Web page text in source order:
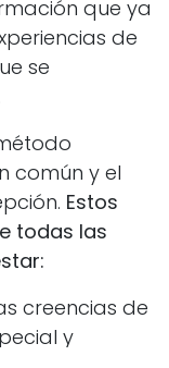
que ya
de
se
común y el
Estos
todas las
creencias de
y